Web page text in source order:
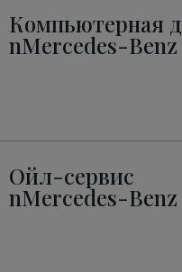
Компьютерная
nMercedes-Benz
Ойл-сервис
nMercedes-Benz